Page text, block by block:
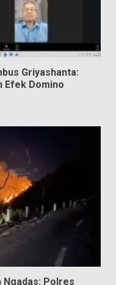
Griyashanta:
Efek Domino
Ngadas: Polres